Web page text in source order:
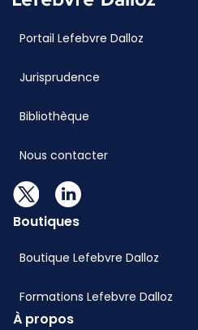
Portail Lefebvre Dalloz
Jurisprudence
Bibliothèque
Nous contacter
Boutiques
Boutique Lefebvre Dalloz
Formations Lefebvre Dalloz
À propos